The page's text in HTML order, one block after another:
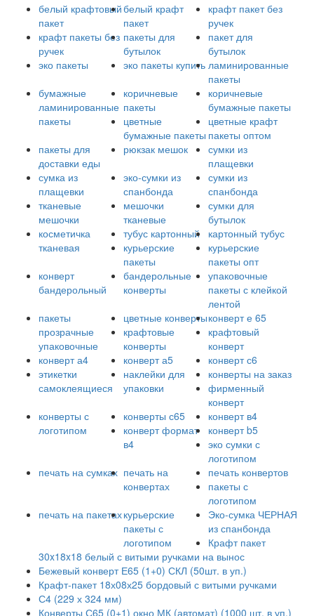
белый крафтовый
пакет
белый крафт
пакет
крафт пакет без
ручек
крафт пакеты без
ручек
пакеты для
бутылок
пакет для
бутылок
эко пакеты
эко пакеты купить ламинированные
пакеты
бумажные
ламинированные
пакеты
коричневые
пакеты
коричневые
бумажные пакеты
цветные
бумажные пакеты
цветные крафт
пакеты оптом
пакеты для
доставки еды
рюкзак мешок
сумки из
плащевки
сумка из
плащевки
эко-сумки из
спанбонда
сумки из
спанбонда
тканевые
мешочки
мешочки
тканевые
сумки для
бутылок
косметичка
тканевая
тубус картонный
картонный тубус
курьерские
пакеты
курьерские
пакеты опт
конверт
бандерольный
бандерольные
конверты
упаковочные
пакеты с клейкой
лентой
пакеты
прозрачные
упаковочные
цветные конвертыконверт е 65
крафтовые
конверты
крафтовый
конверт
конверт а4
конверт а5
конверт с6
этикетки
самоклеящиеся
наклейки для
упаковки
конверты на заказ
фирменный
конверт
конверты с
логотипом
конверты с65
конверт в4
конверт формат
в4
конверт b5
эко сумки с
логотипом
печать на сумках печать на
конвертах
печать конвертов
пакеты с
логотипом
печать на пакетахкурьерские
пакеты с
логотипом
Эко-сумка ЧЕРНАЯ
из спанбонда
Крафт пакет
30x18x18 белый с витыми ручками на вынос
Бежевый конверт Е65 (1+0) СКЛ (50шт. в уп.)
Крафт-пакет 18х08х25 бордовый с витыми ручками
С4 (229 х 324 мм)
Конверты С65 (0+1) окно МК (автомат) (1000 шт. в уп.)